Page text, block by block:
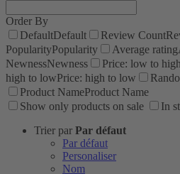
Order By
DefaultDefault Review Count
PopularityPopularity Average rating
NewnessNewness Price: low to high
high to lowPrice: high to low
Product NameProduct Name
Show only products on sale
In
Trier par Par défaut
Par défaut
Personaliser
Nom